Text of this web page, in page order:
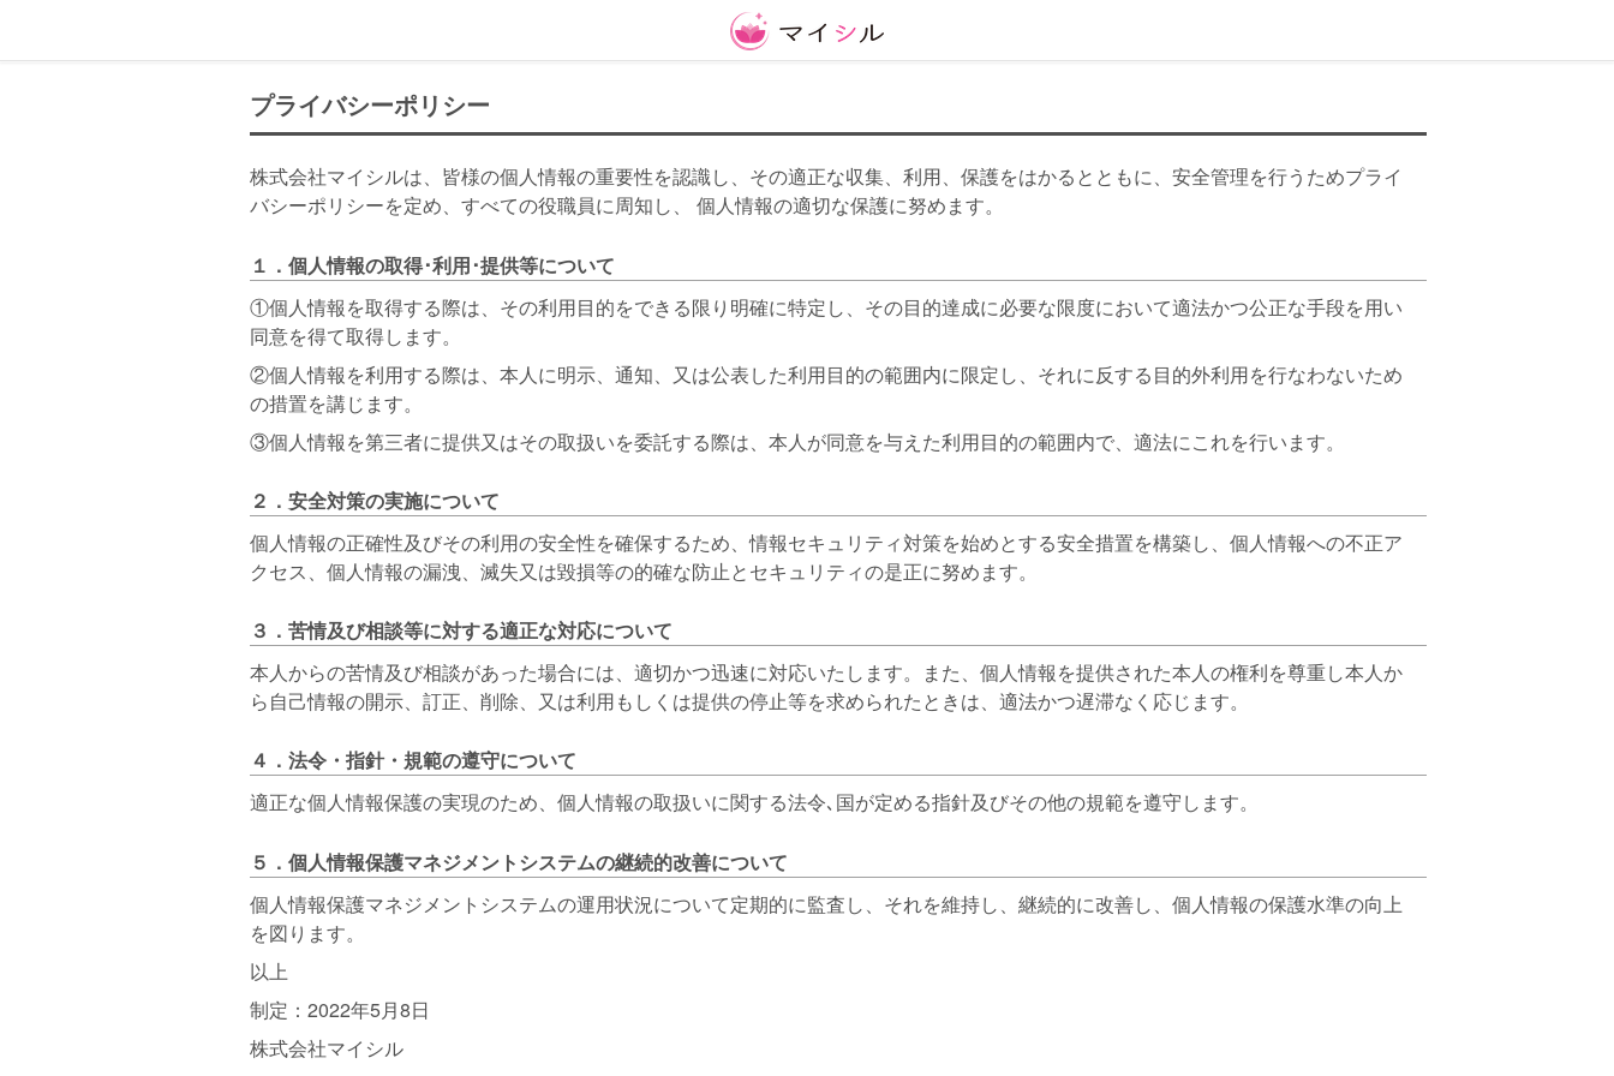
プライバシーポリシー
株式会社マイシルは、皆様の個人情報の重要性を認識し、その適正な収集、利用、保護をはかるとともに、安全管理を行うためプライ
バシーポリシーを定め、すべての役職員に周知し、 個人情報の適切な保護に努めます。
１．個人情報の取得･利用･提供等について
①個人情報を取得する際は、その利用目的をできる限り明確に特定し、その目的達成に必要な限度において適法かつ公正な手段を用い
同意を得て取得します。
②個人情報を利用する際は、本人に明示、通知、又は公表した利用目的の範囲内に限定し、それに反する目的外利用を行なわないため
の措置を講じます。
③個人情報を第三者に提供又はその取扱いを委託する際は、本人が同意を与えた利用目的の範囲内で、適法にこれを行います。
２．安全対策の実施について
個人情報の正確性及びその利用の安全性を確保するため、情報セキュリティ対策を始めとする安全措置を構築し、個人情報への不正ア
クセス、個人情報の漏洩、滅失又は毀損等の的確な防止とセキュリティの是正に努めます。
３．苦情及び相談等に対する適正な対応について
本人からの苦情及び相談があった場合には、適切かつ迅速に対応いたします。また、個人情報を提供された本人の権利を尊重し本人か
ら自己情報の開示、訂正、削除、又は利用もしくは提供の停止等を求められたときは、適法かつ遅滞なく応じます。
４．法令・指針・規範の遵守について
適正な個人情報保護の実現のため、個人情報の取扱いに関する法令､国が定める指針及びその他の規範を遵守します。
５．個人情報保護マネジメントシステムの継続的改善について
個人情報保護マネジメントシステムの運用状況について定期的に監査し、それを維持し、継続的に改善し、個人情報の保護水準の向上
を図ります。
以上
制定：2022年5月8日
株式会社マイシル